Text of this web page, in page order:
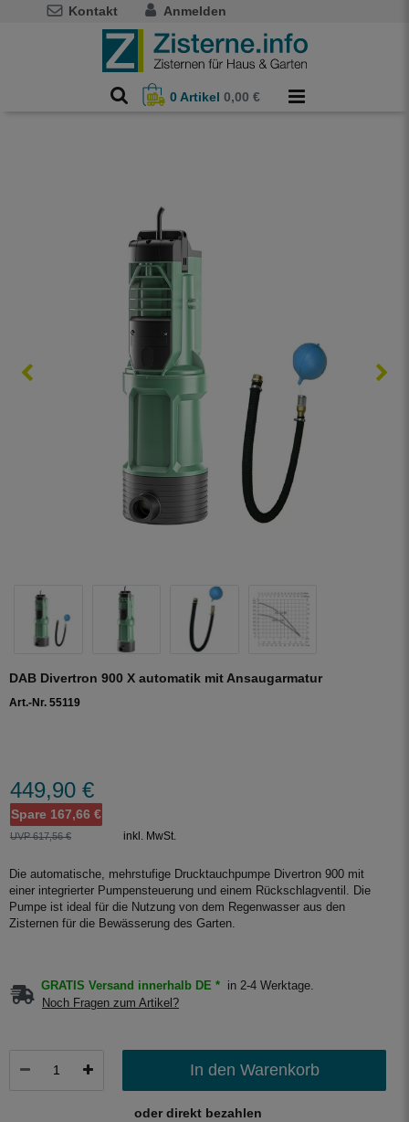
Kontakt Anmelden
0Artikel 0,00 €
DAB Divertron 900 X automatik mit Ansaugarmatur
Art.-Nr. 55119
449,90 €
Spare 167,66 €
UVP 617,56 € inkl. MwSt.
Die automatische, mehrstufige Drucktauchpumpe Divertron 900 mit
einer integrierter Pumpensteuerung und einem Rückschlagventil. Die
Pumpe ist ideal für die Nutzung von dem Regenwasser aus den
Zisternen für die Bewässerung des Garten.
GRATIS Versand innerhalb DE *
in 2-4 Werktage.
Noch Fragen zum Artikel?
In den Warenkorb
oder direkt bezahlen